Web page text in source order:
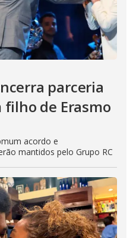
parceria
de Erasmo
acordo e
mantidos pelo Grupo RC